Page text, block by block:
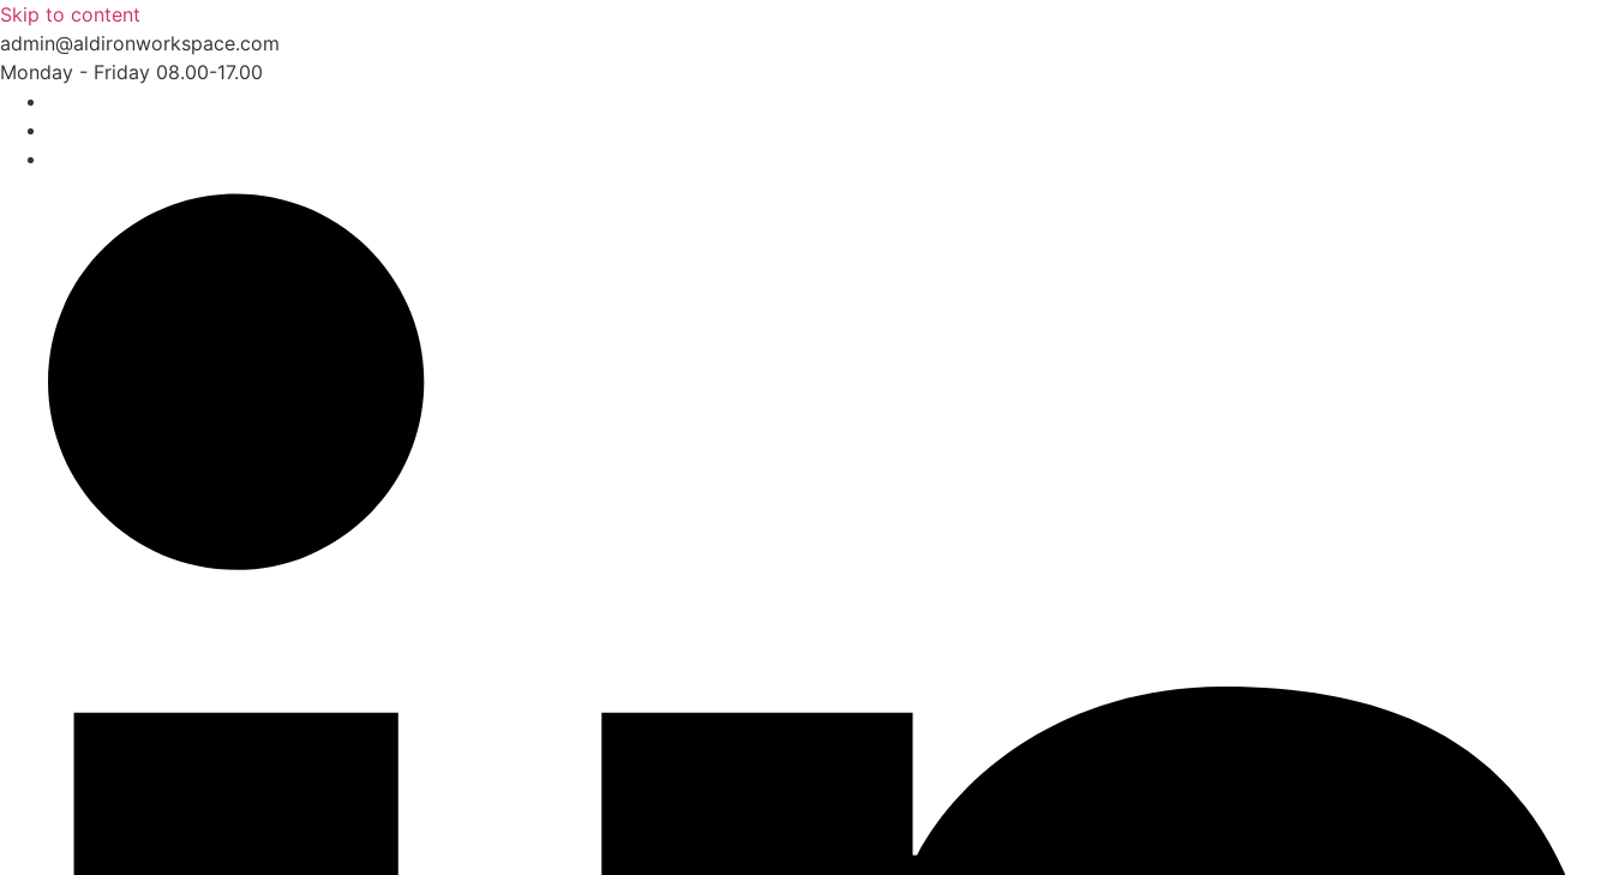
Skip to content
admin@aldironworkspace.com
Monday - Friday 08.00-17.00